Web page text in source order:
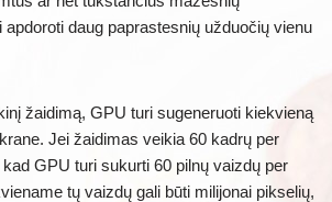
apdoroti daug paprastesnių užduočių vienu
žaidimą, GPU turi sugeneruoti kiekvieną
Jei žaidimas veikia 60 kadrų per
GPU turi sukurti 60 pilnų vaizdų per
tų vaizdų gali būti milijonai pikselių,